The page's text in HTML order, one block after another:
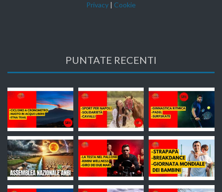
Privacy | Cookie
PUNTATE RECENTI